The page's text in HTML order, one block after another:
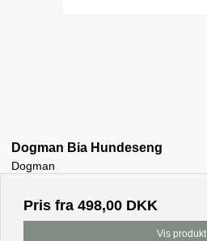
Dogman Bia Hundeseng
Dogman
Pris fra 498,00 DKK
Vis produkt